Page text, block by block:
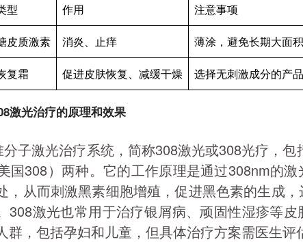
型 作用 注意事项
皮质激素 消炎、止痒 薄涂，避免长期大面
复霜 促进皮肤恢复、减缓干燥 选择无刺激成分的产品
激光治疗的原理和效果
分子激光治疗系统，简称308激光或308光疗，包
国308）两种。它的工作原理是通过308nm的激
，从而刺激黑素细胞增殖，促进黑色素的生成
308激光也常用于治疗银屑病、顽固性湿疹等
群，包括孕妇和儿童，但具体治疗方案需医生评